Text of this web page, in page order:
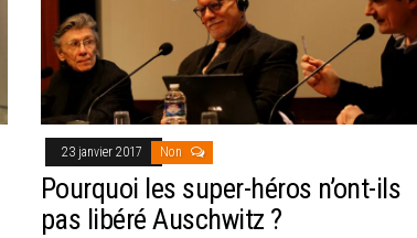
23 janvier 2017 Non
Pourquoi les super-héros n’ont-ils
pas libéré Auschwitz ?